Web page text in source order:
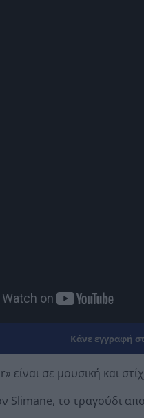
Κάνε εγγραφή
είναι σε μουσική και
Slimane, το τραγούδι